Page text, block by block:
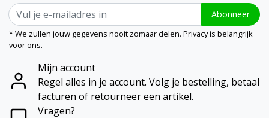
Abonneer
* We zullen jouw gegevens nooit zomaar delen. Privacy is belangrijk
voor ons.
Mijn account
Regel alles in je account. Volg je bestelling, betaal
facturen of retourneer een artikel.
Vragen?